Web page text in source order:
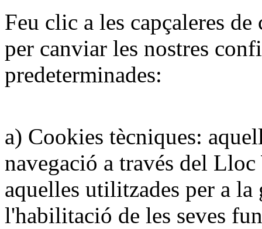
Feu clic a les capçaleres de
per canviar les nostres
predeterminades:
a) Cookies tècniques:
navegació a través del
aquelles utilitzades per a
l'habilitació de les seves